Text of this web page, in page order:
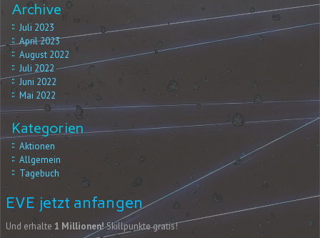
Archive
Juli 2023
April 2023
August 2022
Juli 2022
Juni 2022
Mai 2022
Kategorien
Aktionen
Allgemein
Tagebuch
EVE jetzt anfangen
Und erhalte 1 Millionen!Skillpunkte gratis!